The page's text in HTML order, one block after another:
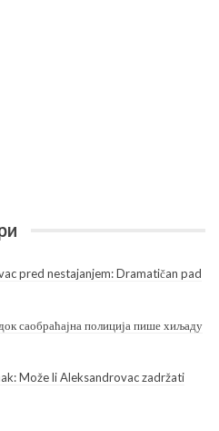
pred nestajanjem: Dramatičan pad
саобраћајна полиција пише хиљаду
Može li Aleksandrovac zadržati